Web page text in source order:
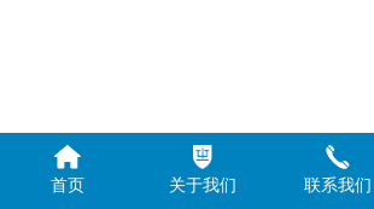
首页 关于我们 联系我们